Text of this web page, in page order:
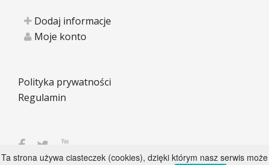
Dodaj informacje
Moje konto
Polityka prywatności
Regulamin
Ta strona używa ciasteczek (cookies), dzięki którym nasz serwis może